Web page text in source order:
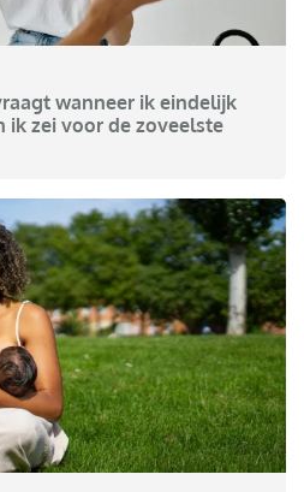
wanneer ik eindelijk
ik zei voor de zoveelste